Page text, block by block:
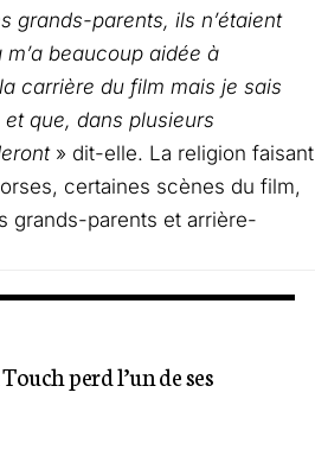
grands-parents, ils n’étaient
beaucoup aidée à
carrière du film mais je sais
et que, dans plusieurs
» dit-elle. La religion faisant
certaines scènes du film,
grands-parents et arrière-
perd l’un de ses